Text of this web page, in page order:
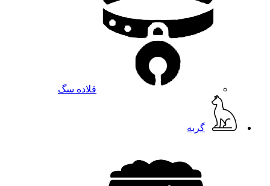
قلاده سگ
گربه